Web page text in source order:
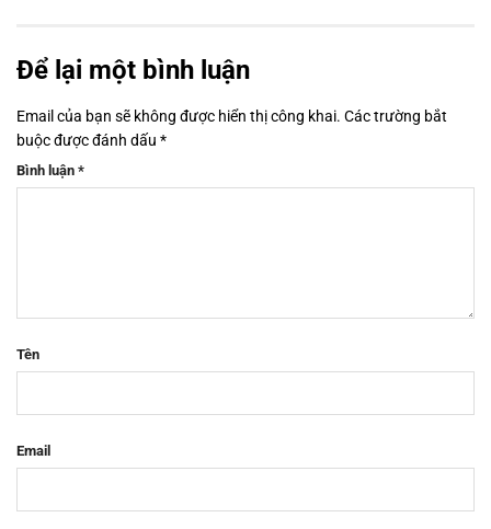
Để lại một bình luận
Email của bạn sẽ không được hiển thị công khai. Các trường bắt
buộc được đánh dấu *
Bình luận *
Tên
Email